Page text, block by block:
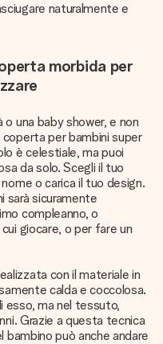
naturalmente e
morbida per
una baby shower, e non
per bambini super
è celestiale, ma puoi
da solo. Scegli il tuo
o carica il tuo design.
sarà sicuramente
compleanno, o
giocare, o per fare un
con il materiale in
calda e coccolosa.
esso, ma nel tessuto,
Grazie a questa tecnica
può anche andare